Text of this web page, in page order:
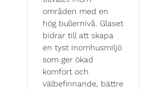
områden med en
hög bullernivå. Glaset
bidrar till att skapa
en tyst inomhusmiljö
som ger ökad
komfort och
välbefinnande, bättre